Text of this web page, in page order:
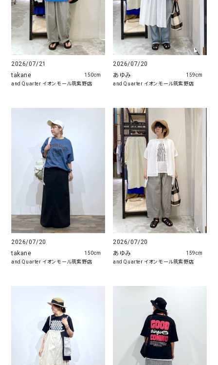
2026/07/21
takane
and Quarter イオンモール筑紫野店
150cm
2026/07/20
あゆみ
and Quarter イオンモール筑紫野店
159cm
2026/07/20
takane
and Quarter イオンモール筑紫野店
150cm
2026/07/20
あゆみ
and Quarter イオンモール筑紫野店
159cm